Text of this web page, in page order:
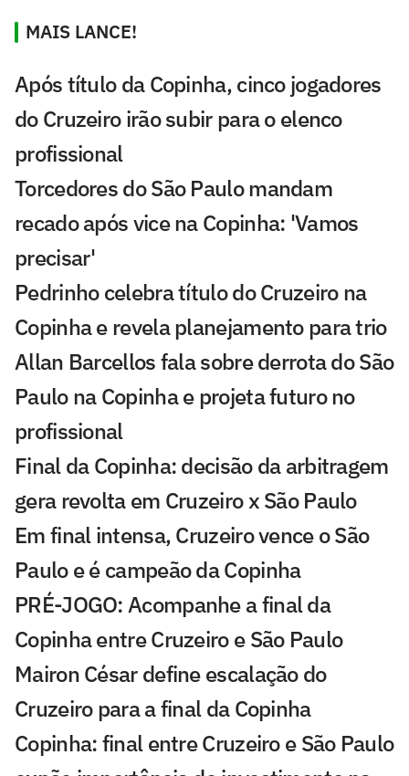
MAIS LANCE!
Após título da Copinha, cinco jogadores
do Cruzeiro irão subir para o elenco
profissional
Torcedores do São Paulo mandam
recado após vice na Copinha: 'Vamos
precisar'
Pedrinho celebra título do Cruzeiro na
Copinha e revela planejamento para trio
Allan Barcellos fala sobre derrota do São
Paulo na Copinha e projeta futuro no
profissional
Final da Copinha: decisão da arbitragem
gera revolta em Cruzeiro x São Paulo
Em final intensa, Cruzeiro vence o São
Paulo e é campeão da Copinha
PRÉ-JOGO: Acompanhe a final da
Copinha entre Cruzeiro e São Paulo
Mairon César define escalação do
Cruzeiro para a final da Copinha
Copinha: final entre Cruzeiro e São Paulo